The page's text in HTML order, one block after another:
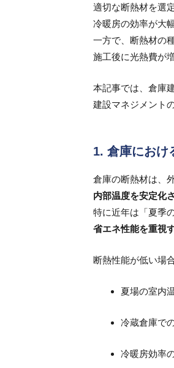
適切な断熱材を選
冷暖房の効率が大
一方で、断熱材の
施工後に光熱費が
本記事では、倉庫
建設マネジメント
1. 倉庫におけ
倉庫の断熱材は、
内部温度を安定化
特に近年は「夏季
省エネ性能を重視
断熱性能が低い場
夏場の室内
冷蔵倉庫で
冷暖房効率